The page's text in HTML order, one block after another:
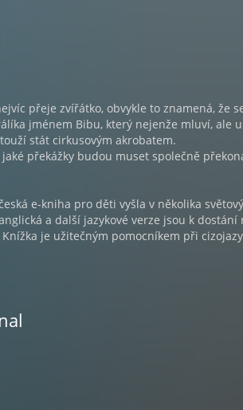
přeje zvířátko, obvykle to znamená, že
jménem Bibu, který nejenže mluví, ale
stát cirkusovým akrobatem.
překážky budou muset společně
e-kniha pro děti vyšla v několika
a další jazykové verze jsou k dostání
je užitečným pomocníkem při